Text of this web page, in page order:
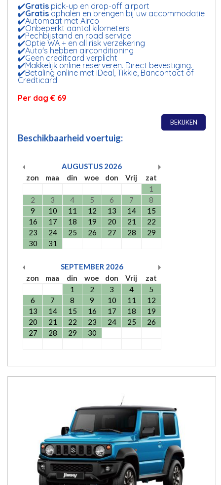
✔️Gratis pick-up en drop-off airport
✔️Gratis ophalen en brengen bij uw accommodatie
✔️Automaat met Airco
✔️Onbeperkt aantal kilometers
✔️Pechbijstand en road service
✔️Optie WA + en all risk verzekering
✔️Auto's hebben airconditioning
✔️Geen creditcard verplicht
✔️Makkelijk online reserveren. Direct bevestiging.
✔️Betaling online met iDeal, Tikkie, Bancontact of
Credticard
Per dag € 69
BEKIJKEN
Beschikbaarheid voertuig:
AUGUSTUS 2026
zon
maa din woe don Vrij
zat
1
2
3 4 5 6 7
8
9
10 11 12 13 14
15
16
17 18 19 20 21
22
23
24 25 26 27 28
29
30
31
SEPTEMBER 2026
zon
maa din woe don Vrij
zat
1
2 3 4
5
6
7 8 9 10 11
12
13
14 15 16 17 18
19
20
21 22 23 24 25
26
27
28 29 30